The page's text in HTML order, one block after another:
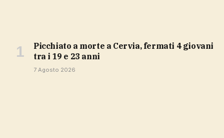
Picchiato a morte a Cervia, fermati 4 giovani
tra i 19 e 23 anni
7 Agosto 2026